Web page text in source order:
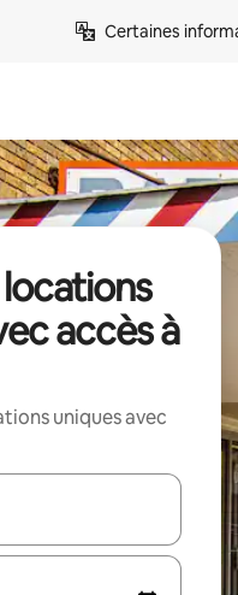
Certaines
accès à
uniques avec
utilisez les flèches vers le